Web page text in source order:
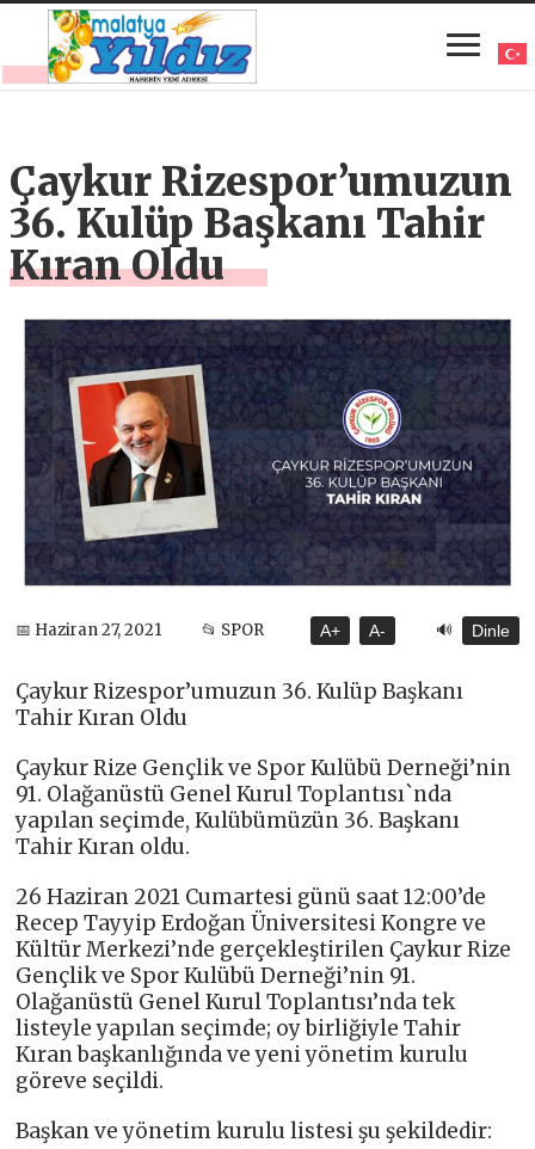
Çaykur Rizespor’umuzun
36. Kulüp Başkanı Tahir
Kıran Oldu
📅 Haziran 27, 2021 📂 SPOR A+ A- 🔊 Dinle
Çaykur Rizespor’umuzun 36. Kulüp Başkanı
Tahir Kıran Oldu
Çaykur Rize Gençlik ve Spor Kulübü Derneği’nin
91. Olağanüstü Genel Kurul Toplantısı`nda
yapılan seçimde, Kulübümüzün 36. Başkanı
Tahir Kıran oldu.
26 Haziran 2021 Cumartesi günü saat 12:00’de
Recep Tayyip Erdoğan Üniversitesi Kongre ve
Kültür Merkezi’nde gerçekleştirilen Çaykur Rize
Gençlik ve Spor Kulübü Derneği’nin 91.
Olağanüstü Genel Kurul Toplantısı’nda tek
listeyle yapılan seçimde; oy birliğiyle Tahir
Kıran başkanlığında ve yeni yönetim kurulu
göreve seçildi.
Başkan ve yönetim kurulu listesi şu şekildedir: